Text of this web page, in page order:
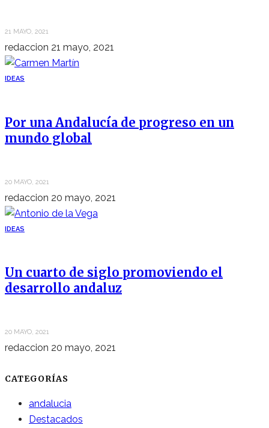
21 MAYO, 2021
redaccion 21 mayo, 2021
IDEAS
Por una Andalucía de progreso en un
mundo global
20 MAYO, 2021
redaccion 20 mayo, 2021
IDEAS
Un cuarto de siglo promoviendo el
desarrollo andaluz
20 MAYO, 2021
redaccion 20 mayo, 2021
CATEGORÍAS
andalucia
Destacados